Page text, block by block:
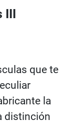
III
que te
la
distinción